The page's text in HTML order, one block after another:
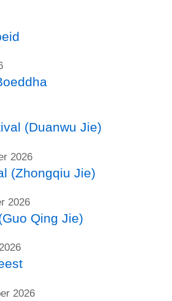
(Duanwu Jie)
2026
(Zhongqiu Jie)
2026
Qing Jie)
2026